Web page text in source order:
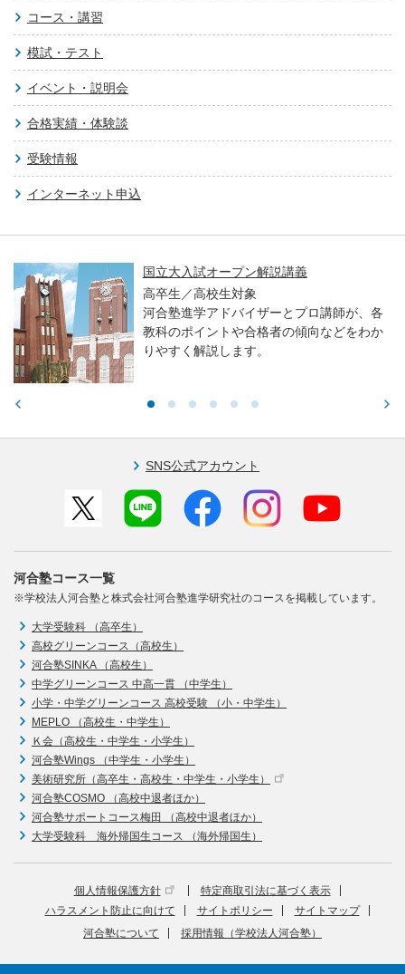
コース・講習
模試・テスト
イベント・説明会
合格実績・体験談
受験情報
インターネット申込
国立大入試オープン解説講義
高卒生／高校生対象
河合塾進学アドバイザーとプロ講師が、各
教科のポイントや合格者の傾向などをわか
りやすく解説します。
SNS公式アカウント
河合塾コース一覧
※学校法人河合塾と株式会社河合塾進学研究社のコースを掲載しています。
大学受験科 （高卒生）
高校グリーンコース（高校生）
河合塾SINKA （高校生）
中学グリーンコース 中高一貫 （中学生）
小学・中学グリーンコース 高校受験 （小・中学生）
MEPLO （高校生・中学生）
Ｋ会（高校生・中学生・小学生）
河合塾Wings （中学生・小学生）
美術研究所（高卒生・高校生・中学生・小学生）
河合塾COSMO （高校中退者ほか）
河合塾サポートコース梅田 （高校中退者ほか）
大学受験科 海外帰国生コース （海外帰国生）
個人情報保護方針
特定商取引法に基づく表示
ハラスメント防止に向けて
サイトポリシー
サイトマップ
河合塾について
採用情報（学校法人河合塾）